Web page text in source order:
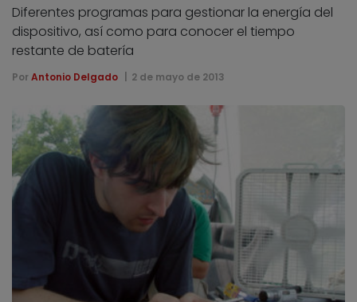
Diferentes programas para gestionar la energía del
dispositivo, así como para conocer el tiempo
restante de batería
Por Antonio Delgado 2 de mayo de 2013